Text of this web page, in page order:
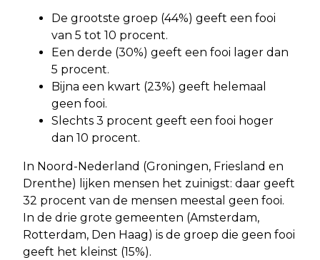
De grootste groep (44%) geeft een fooi
van 5 tot 10 procent.
Een derde (30%) geeft een fooi lager dan
5 procent.
Bijna een kwart (23%) geeft helemaal
geen fooi.
Slechts 3 procent geeft een fooi hoger
dan 10 procent.
In Noord-Nederland (Groningen, Friesland en
Drenthe) lijken mensen het zuinigst: daar geeft
32 procent van de mensen meestal geen fooi.
In de drie grote gemeenten (Amsterdam,
Rotterdam, Den Haag) is de groep die geen fooi
geeft het kleinst (15%).